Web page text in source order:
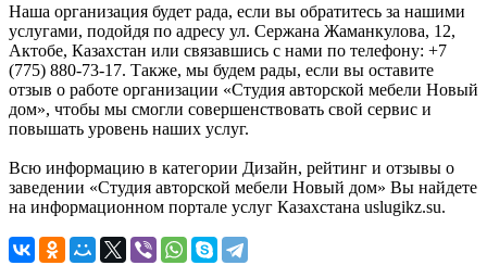
Наша организация будет рада, если вы обратитесь за нашими
услугами, подойдя по адресу ул. Сержана Жаманкулова, 12,
Актобе, Казахстан или связавшись с нами по телефону: +7
(775) 880-73-17. Также, мы будем рады, если вы оставите
отзыв о работе организации «Студия авторской мебели Новый
дом», чтобы мы смогли совершенствовать свой сервис и
повышать уровень наших услуг.
Всю информацию в категории Дизайн, рейтинг и отзывы о
заведении «Студия авторской мебели Новый дом» Вы найдете
на информационном портале услуг Казахстана uslugikz.su.